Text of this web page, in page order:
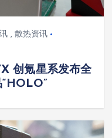
,散热资讯
创氪星系发布全